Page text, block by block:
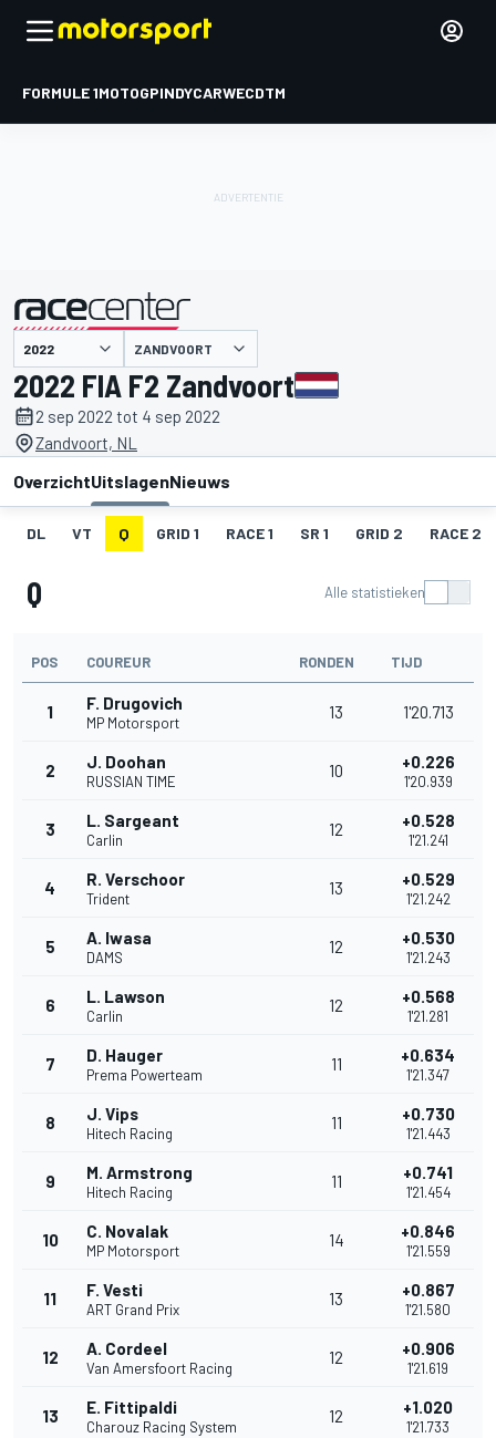
FORMULE 1MOTOGPINDYCARWECDTM
gepresenteerd door ZANDVOORT
2022 FIA F2 Zandvoort
2 sep 2022 tot 4 sep 2022
Zandvoort, NL
OverzichtUitslagenNieuws
DL VT Q GRID 1 RACE 1 SR 1 GRID 2 RACE 2
Q Alle statistieken
POS COUREUR RONDEN TIJD
1 F. Drugovich
MP Motorsport
13 1'20.713
2 J. Doohan
RUSSIAN TIME
10 +0.226
1'20.939
3 L. Sargeant
Carlin
12 +0.528
1'21.241
4 R. Verschoor
Trident
13 +0.529
1'21.242
5 A. Iwasa
DAMS
12 +0.530
1'21.243
6 L. Lawson
Carlin
12 +0.568
1'21.281
7 D. Hauger
Prema Powerteam
11 +0.634
1'21.347
8 J. Vips
Hitech Racing
11 +0.730
1'21.443
9 M. Armstrong
Hitech Racing
11 +0.741
1'21.454
10 C. Novalak
MP Motorsport
14 +0.846
1'21.559
11 F. Vesti
ART Grand Prix
13 +0.867
1'21.580
12 A. Cordeel
Van Amersfoort Racing
12 +0.906
1'21.619
13 E. Fittipaldi
Charouz Racing System
12 +1.020
1'21.733